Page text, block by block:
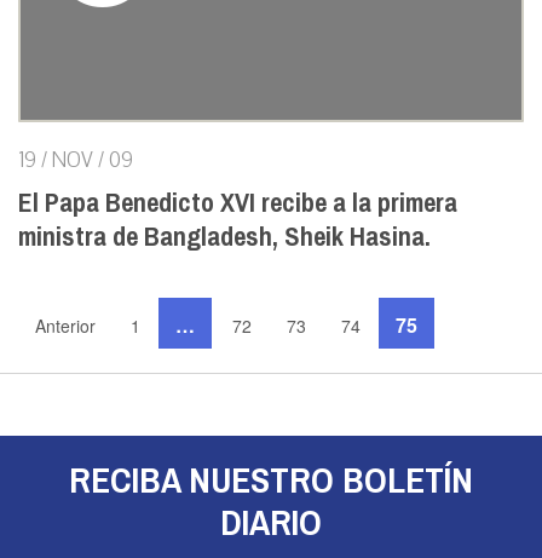
19 / NOV / 09
El Papa Benedicto XVI recibe a la primera
ministra de Bangladesh, Sheik Hasina.
Anterior 1 … 72 73 74 75
RECIBA NUESTRO BOLETÍN
DIARIO